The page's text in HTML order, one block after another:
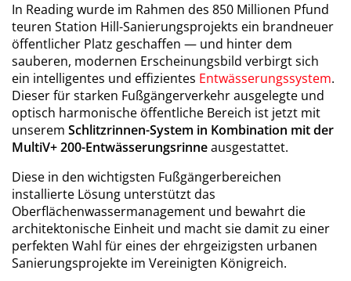
In Reading wurde im Rahmen des 850 Millionen Pfund
teuren Station Hill-Sanierungsprojekts ein brandneuer
öffentlicher Platz geschaffen — und hinter dem
sauberen, modernen Erscheinungsbild verbirgt sich
ein intelligentes und effizientes Entwässerungssystem.
Dieser für starken Fußgängerverkehr ausgelegte und
optisch harmonische öffentliche Bereich ist jetzt mit
unserem Schlitzrinnen-System in Kombination mit der
MultiV+ 200-Entwässerungsrinneausgestattet.
Diese in den wichtigsten Fußgängerbereichen
installierte Lösung unterstützt das
Oberflächenwassermanagement und bewahrt die
architektonische Einheit und macht sie damit zu einer
perfekten Wahl für eines der ehrgeizigsten urbanen
Sanierungsprojekte im Vereinigten Königreich.